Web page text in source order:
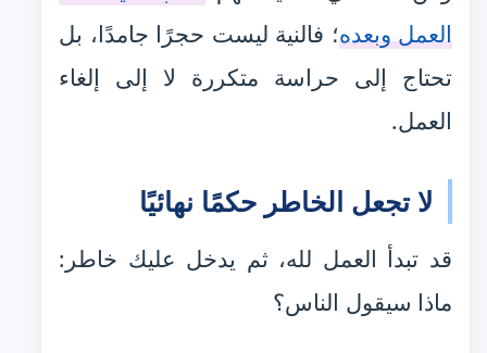
العمل وبعده؛ فالنية ليست حجرًا جامدًا، بل
تحتاج إلى حراسة متكررة لا إلى إلغاء
العمل.
لا تجعل الخاطر حكمًا نهائيًا
قد تبدأ العمل لله، ثم يدخل عليك خاطر:
ماذا سيقول الناس؟